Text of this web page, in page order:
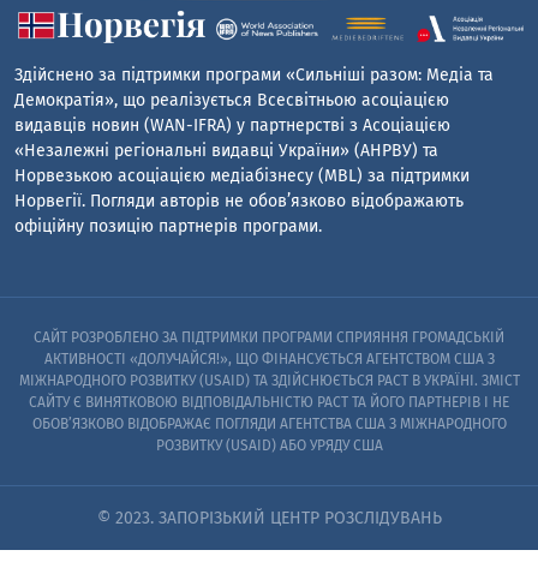
Здійснено за підтримки програми «Сильніші разом: Медіа та
Демократія», що реалізується Всесвітньою асоціацією
видавців новин (WAN-IFRA) у партнерстві з Асоціацією
«Незалежні регіональні видавці України» (АНРВУ) та
Норвезькою асоціацією медіабізнесу (MBL) за підтримки
Норвегії. Погляди авторів не обов’язково відображають
офіційну позицію партнерів програми.
САЙТ РОЗРОБЛЕНО ЗА ПІДТРИМКИ ПРОГРАМИ СПРИЯННЯ ГРОМАДСЬКІЙ
АКТИВНОСТІ «ДОЛУЧАЙСЯ!», ЩО ФІНАНСУЄТЬСЯ АГЕНТСТВОМ США З
МІЖНАРОДНОГО РОЗВИТКУ (USAID) ТА ЗДІЙСНЮЄТЬСЯ PACT В УКРАЇНІ. ЗМІСТ
САЙТУ Є ВИНЯТКОВОЮ ВІДПОВІДАЛЬНІСТЮ PACT ТА ЙОГО ПАРТНЕРІВ I НЕ
ОБОВ’ЯЗКОВО ВІДОБРАЖАЄ ПОГЛЯДИ АГЕНТСТВА США З МІЖНАРОДНОГО
РОЗВИТКУ (USAID) АБО УРЯДУ США
© 2023. ЗАПОРІЗЬКИЙ ЦЕНТР РОЗСЛІДУВАНЬ